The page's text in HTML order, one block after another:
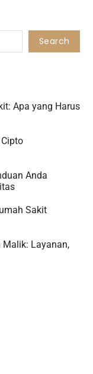
Search
Apa yang Harus
Anda
Sakit
Malik: Layanan,